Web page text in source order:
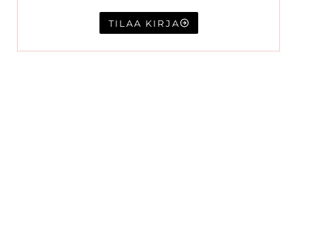
TILAA KIRJA